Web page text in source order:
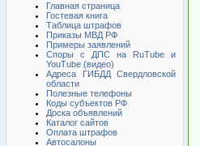
Главная страница
Гостевая книга
Таблица штрафов
Приказы МВД РФ
Примеры заявлений
Споры с ДПС на RuTube и
YouTube (видео)
Адреса ГИБДД Свердловской
области
Полезные телефоны
Коды субъектов РФ
Доска объявлений
Каталог сайтов
Оплата штрафов
Автосалоны